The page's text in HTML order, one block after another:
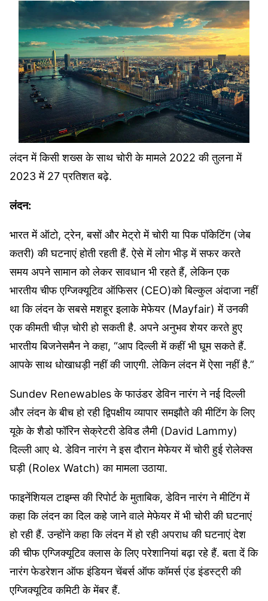
लंदन में किसी शख्स के साथ चोरी के मामले 2022 की तुलना में
2023 में 27 प्रतिशत बढ़े.
लंदन:
भारत में ऑटो, ट्रेन, बसों और मेट्रो में चोरी या पिक पॉकेटिंग (जेब
कतरी) की घटनाएं होती रहती हैं. ऐसे में लोग भीड़ में सफर करते
समय अपने सामान को लेकर सावधान भी रहते हैं, लेकिन एक
भारतीय चीफ एग्जिक्यूटिव ऑफिसर (CEO)को बिल्कुल अंदाजा नहीं
था कि लंदन के सबसे मशहूर इलाके मेफेयर (Mayfair) में उनकी
एक कीमती चीज़ चोरी हो सकती है. अपने अनुभव शेयर करते हुए
भारतीय बिजनेसमैन ने कहा, “आप दिल्ली में कहीं भी घूम सकते हैं.
आपके साथ धोखाधड़ी नहीं की जाएगी. लेकिन लंदन में ऐसा नहीं है.”
Sundev Renewables के फाउंडर डेविन नारंग ने नई दिल्ली
और लंदन के बीच हो रही द्विपक्षीय व्यापार समझौते की मीटिंग के लिए
यूके के शैडो फॉरिन सेक्रेटरी डेविड लैमी (David Lammy)
दिल्ली आए थे. डेविन नारंग ने इस दौरान मेफेयर में चोरी हुई रोलेक्स
घड़ी (Rolex Watch) का मामला उठाया.
फाइनेंशियल टाइम्स की रिपोर्ट के मुताबिक, डेविन नारंग ने मीटिंग में
कहा कि लंदन का दिल कहे जाने वाले मेफेयर में भी चोरी की घटनाएं
हो रही हैं. उन्होंने कहा कि लंदन में हो रही अपराध की घटनाएं देश
की चीफ एग्जिक्यूटिव क्लास के लिए परेशानियां बढ़ा रहे हैं. बता दें कि
नारंग फेडरेशन ऑफ इंडियन चेंबर्स ऑफ कॉमर्स एंड इंडस्ट्री की
एग्जिक्यूटिव कमिटी के मेंबर हैं.